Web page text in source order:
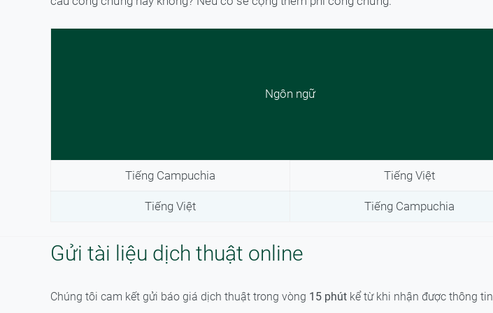
Ngôn ngữ
Tiếng Campuchia Tiếng Việt
Tiếng Việt Tiếng Campuchia
Gửi tài liệu dịch thuật online
Chúng tôi cam kết gửi báo giá dịch thuật trong vòng 15 phút kể từ khi nhận được thông tin